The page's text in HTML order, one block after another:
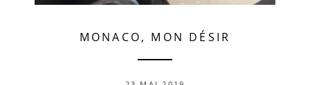
MONACO, MON DÉSIR